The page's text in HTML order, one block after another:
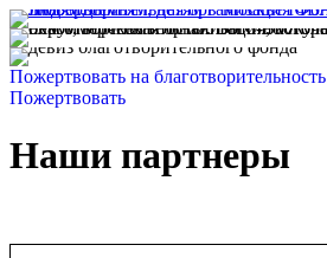
Пожертвовать на благотворительность
Пожертвовать
Наши партнеры